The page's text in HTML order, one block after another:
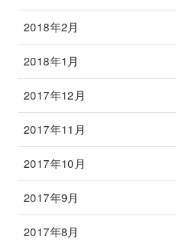
2018年2月
2018年1月
2017年12月
2017年11月
2017年10月
2017年9月
2017年8月